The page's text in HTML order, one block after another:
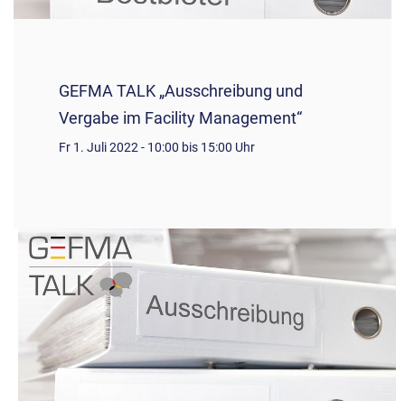
GEFMA TALK „Ausschreibung und
Vergabe im Facility Management“
Fr 1. Juli 2022 - 10:00 bis 15:00 Uhr